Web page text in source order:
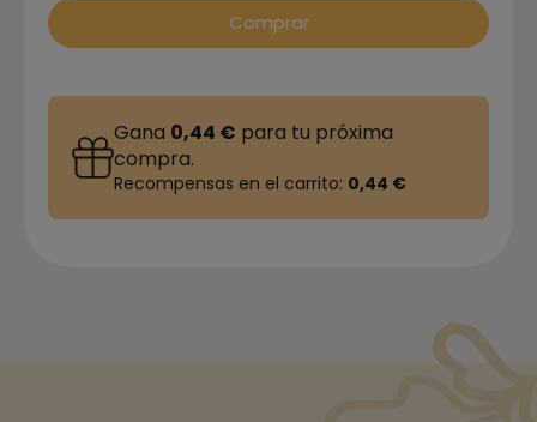
Comprar
Gana 0,44 € para tu próxima
compra.
Recompensas en el carrito: 0,44 €